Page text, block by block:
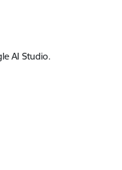
AI Studio.